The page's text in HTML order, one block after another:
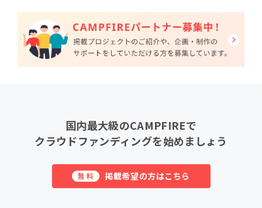
国内最大級のCAMPFIREで
クラウドファンディングを始めましょう
無料 掲載希望の方はこちら